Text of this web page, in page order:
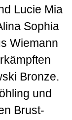
Lucie Mia
Sophia
Wiemann
Bronze.
und
Brust-